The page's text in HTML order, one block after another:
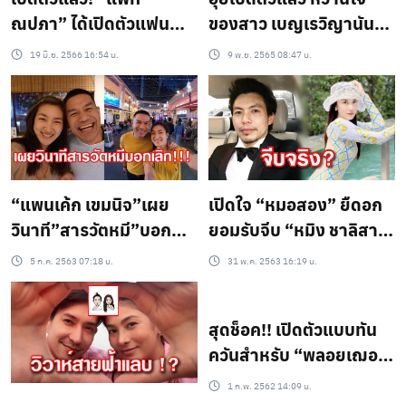
ณปภา” ได้เปิดตัวแฟน
หนุ่มสุดหล่อ “พี” ที่คบนาน
1 ปี 4 เดือน ถูกใจแม่ไป
เต็มๆ !
19 มิ.ย. 2566 16:54 น.
ของสาว เบญเรวิญานันท์
ที่กำลังคบหาดูใจ บอกเลย
ดีกรีไม่ธรรมดา
9 พ.ย. 2565 08:47 น.
“แพนเค้ก เขมนิจ”เผย
วินาที”สารวัตหมี”บอก
เลิก!!!5 ก.ค. 2563 07:18 น.
เปิดใจ “หมอสอง” ยืดอก
ยอมรับจีบ “หมิง ชาลิสา”
เผยถูกใจเพราะเป็นคนดี
31 พ.ค. 2563 16:19 น.
สุดช็อค!! เปิดตัวแบบทัน
ควันสำหรับ “พลอยเฌอ
มาลย์ – แอนดริว”
1 ก.พ. 2562 14:09 น.